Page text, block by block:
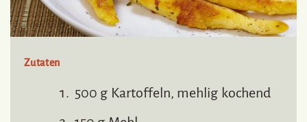
Zutaten
500 g Kartoffeln, mehlig kochend